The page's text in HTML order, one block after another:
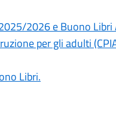
2026 e Buono
per gli adulti
Libri.